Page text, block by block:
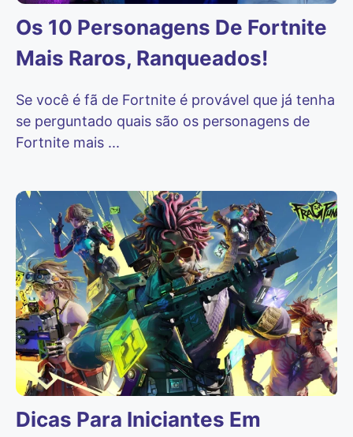
Os 10 Personagens De Fortnite
Mais Raros, Ranqueados!
Se você é fã de Fortnite é provável que já tenha
se perguntado quais são os personagens de
Fortnite mais ...
Dicas Para Iniciantes Em